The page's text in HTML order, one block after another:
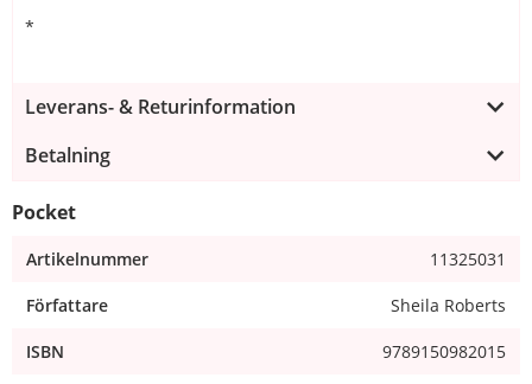
*
Leverans- & Returinformation
Betalning
Pocket
Artikelnummer 11325031
Författare Sheila Roberts
ISBN 9789150982015